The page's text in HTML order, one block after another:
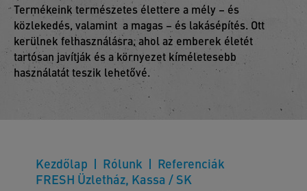
Termékeink természetes élettere a mély – és
közlekedés, valamint a magas – és lakásépítés. Ott
kerülnek felhasználásra, ahol az emberek életét
tartósan javítják és a környezet kíméletesebb
használatát teszik lehetővé.
Kezdőlap Rólunk
Referenciák
FRESH Üzletház, Kassa / SK